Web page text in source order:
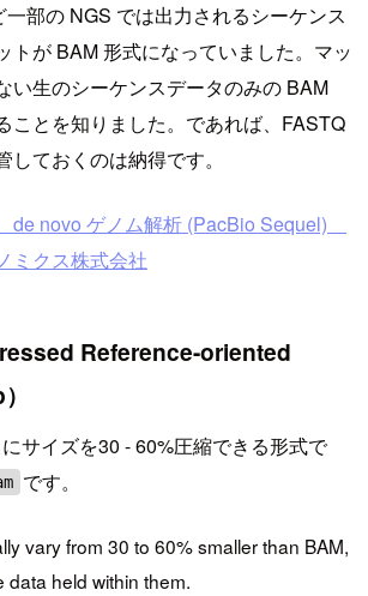
部の NGS では出力されるシーケンス
トが BAM 形式になっていました。マッ
い生のシーケンスデータのみの BAM
ことを知りました。であれば、FASTQ
しておくのは納得です。
novo ゲノム解析 (PacBio Sequel)
ミクス株式会社
Reference-oriented
サイズを30 - 60%圧縮できる形式で
です。
vary from 30 to 60% smaller than BAM,
held within them.